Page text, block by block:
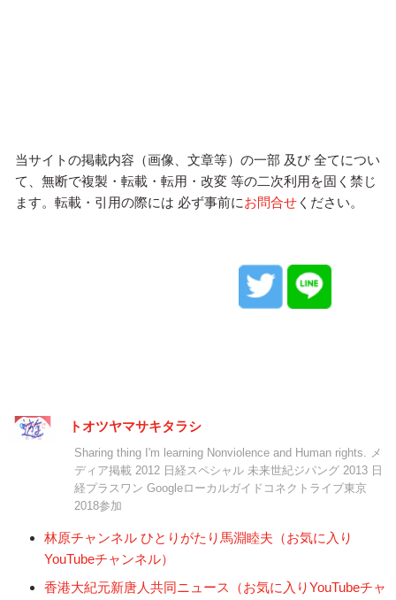
当サイトの掲載内容（画像、文章等）の一部 及び 全てについ
て、無断で複製・転載・転用・改変 等の二次利用を固く禁じ
ます。転載・引用の際には 必ず事前にお問合せ ください。
トオツヤマサキタラシ
Sharing thing I'm learning Nonviolence and Human rights. メ
ディア掲載 2012 日経スペシャル 未来世紀ジパング 2013 日
経プラスワン Googleローカルガイドコネクトライブ東京
2018参加
林原チャンネル ひとりがたり馬淵睦夫（お気に入り
YouTubeチャンネル）
香港大紀元新唐人共同ニュース（お気に入りYouTubeチャ